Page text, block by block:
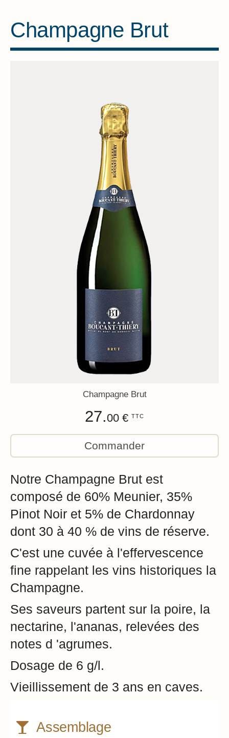
Champagne Brut
Champagne Brut
27.00 € TTC
Commander
Notre Champagne Brut est
composé de 60% Meunier, 35%
Pinot Noir et 5% de Chardonnay
dont 30 à 40 % de vins de réserve.
C'est une cuvée à l'effervescence
fine rappelant les vins historiques la
Champagne.
Ses saveurs partent sur la poire, la
nectarine, l'ananas, relevées des
notes d 'agrumes.
Dosage de 6 g/l.
Vieillissement de 3 ans en caves.
Assemblage